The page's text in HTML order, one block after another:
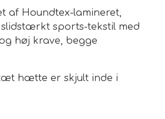
af Houndtex-lamineret,
sports-tekstil med
høj krave, begge
hætte er skjult inde i
har fire lynlåslommer samt en